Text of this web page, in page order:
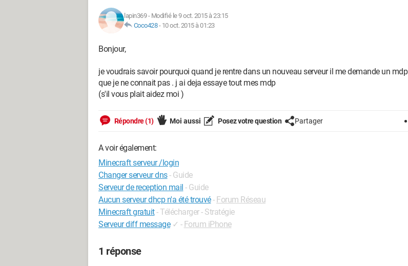
lapin369- Modifié le 9 oct. 2015 à 23:15
Coco428- 10 oct. 2015 à 01:23
Bonjour,
je voudrais savoir pourquoi quand je rentre dans un nouveau serveur il me demande un mdp
que je ne connait pas . j ai deja essaye tout mes mdp
(s'il vous plait aidez moi )
Répondre (1) Moi aussi Posez votre question Partager
A voir également:
Minecraft serveur /login
Changer serveur dns- Guide
Serveur de reception mail - Guide
Aucun serveur dhcp n'a été trouvé- Forum Réseau
Minecraft gratuit- Télécharger - Stratégie
Serveur diff message ✓ - Forum iPhone
1 réponse